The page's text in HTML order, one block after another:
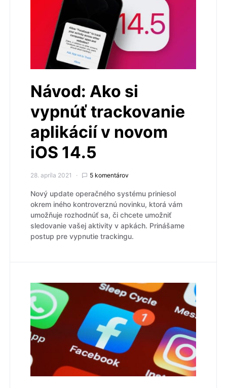
Návod: Ako si
vypnúť trackovanie
aplikácií v novom
iOS 14.5
28. apríla 2021 5 komentárov
Nový update operačného systému priniesol
okrem iného kontroverznú novinku, ktorá vám
umožňuje rozhodnúť sa, či chcete umožniť
sledovanie vašej aktivity v apkách. Prinášame
postup pre vypnutie trackingu.